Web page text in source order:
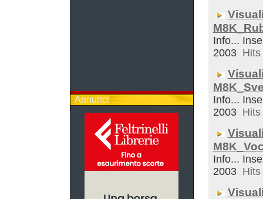
Annunci
Info...
2003
Info...
2003
Info...
2003